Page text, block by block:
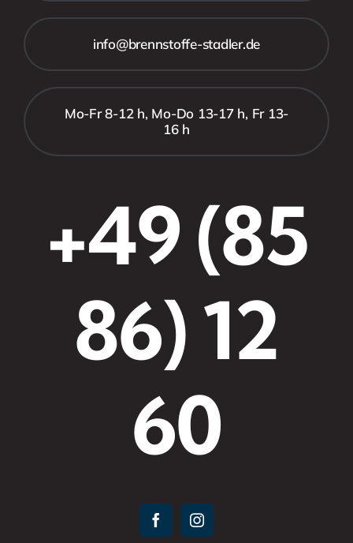
info@brennstoffe-stadler.de
Mo-Fr 8-12 h, Mo-Do 13-17 h, Fr 13-
16 h
+49 (85
86) 12
60